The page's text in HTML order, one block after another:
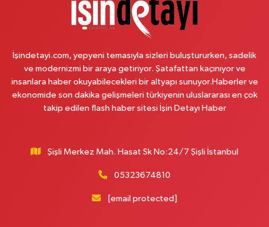
Çemberlitaş Eczanesi
Binbirdirek Mahallesi Peykane Caddesi 25 A
0 (212) 590 90 09 Yol Tarifi Al
Naciye Eczanesi
Esentepe Mahallesi 2388. Sokak 8 A 38 NOLU ASM YANI - ESENTEPE
MERKEZ CAMİNİN ORDAKİ GÜVEN KASABIN KARŞI SOKAĞINDA
Mehmet Nesih Özmen Mahallesi Zeki Sokak No:28 A MEVLANA FIRININ
İşindetayi.com, yepyeni temasıyla sizleri buluştururken, sadelik
ve modernizmi bir araya getiriyor. Şatafattan kaçınıyor ve
insanlara haber okuyabilecekleri bir altyapı sunuyor.Haberler ve
ekonomide son dakika gelişmeleri türkiyenin uluslararası en çok
takip edilen flash haber sitesi İşin Detayı Haber
Şişli Merkez Mah. Hasat Sk No:24/7 Şişli İstanbul
05323674810
[email protected]